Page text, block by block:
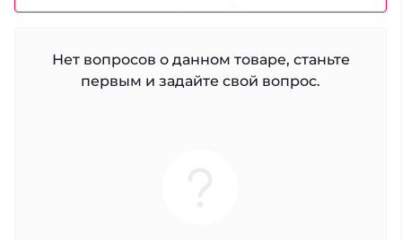
Нет вопросов о данном товаре, станьте
первым и задайте свой вопрос.